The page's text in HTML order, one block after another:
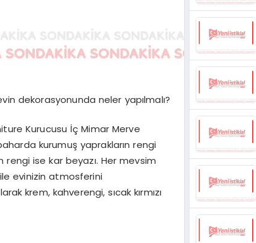
dekorasyonunda neler yapılmalı?
Kurucusu İç Mimar Merve
kurumuş yaprakların rengi
rengi ise kar beyazı. Her mevsim
evinizin atmosferini
krem, kahverengi, sıcak kırmızı